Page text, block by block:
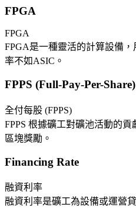
FPGA
FPGA
FPGA是一種靈活的計算設備
率不如ASIC。
FPPS (Full-Pay-Per-Share)
全付每股 (FPPS)
FPPS 根據礦工對礦池活動的
區塊獎勵。
Financing Rate
融資利率
融資利率是礦工為設備或運營